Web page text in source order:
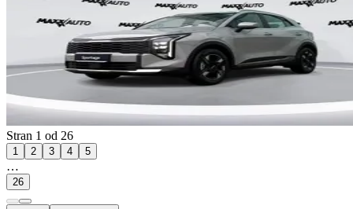
Stran 1 od 26
1 2 3 4 5
…
26